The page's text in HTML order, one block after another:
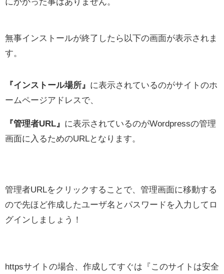
無事インストールが終了したら以下の画面が表示されま
す。
『インストール場所』 に表示されているのがサイトのホ
ームページアドレスで、
『管理者URL』 に表示されているのがWordpressの管理
画面に入るためのURLとなります。
管理者URLをクリックすることで、管理画面に移動する
ので先ほど作成したユーザ名とパスワードを入力してロ
グインしましょう！
httpsサイトの場合、作成してすぐは『このサイトは安全